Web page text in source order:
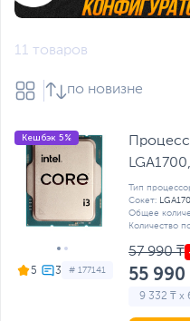
11 товаров
по новизне
5 # 177141
Кешбэк 5%
Тип
Сокет:
Общее
Количество
57 990 ₸
55
9 332 ₸ x